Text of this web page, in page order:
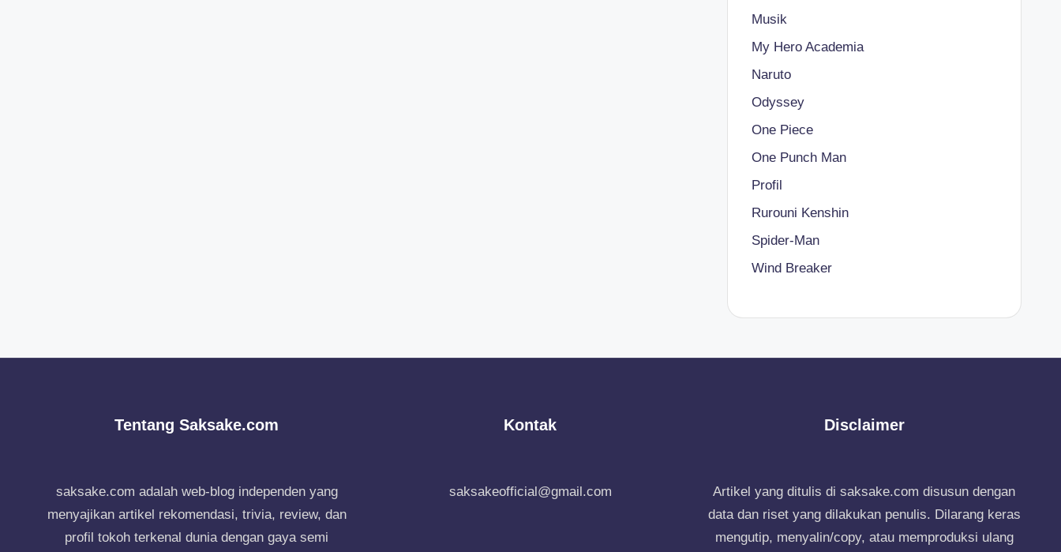
Musik
My Hero Academia
Naruto
Odyssey
One Piece
One Punch Man
Profil
Rurouni Kenshin
Spider-Man
Wind Breaker
Tentang Saksake.com
saksake.com adalah web-blog independen yang
menyajikan artikel rekomendasi, trivia, review, dan
profil tokoh terkenal dunia dengan gaya semi
Kontak
saksakeofficial@gmail.com
Disclaimer
Artikel yang ditulis di saksake.com disusun dengan
data dan riset yang dilakukan penulis. Dilarang keras
mengutip, menyalin/copy, atau memproduksi ulang